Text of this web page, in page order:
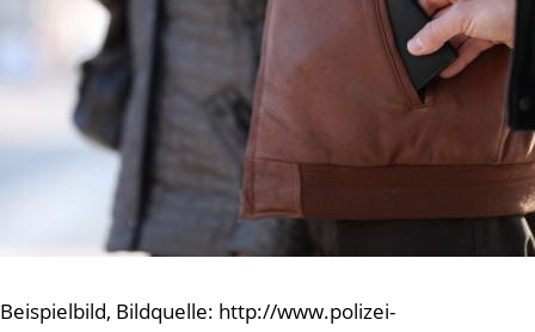
Beispielbild, Bildquelle: http://www.polizei-